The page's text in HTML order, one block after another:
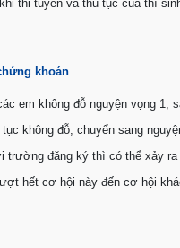
thi tuyển và thủ tục của thí
khoán
em không đỗ nguyện vọng 1,
không đỗ, chuyển sang
trường đăng ký thì có thể xảy
hết cơ hội này đến cơ hội